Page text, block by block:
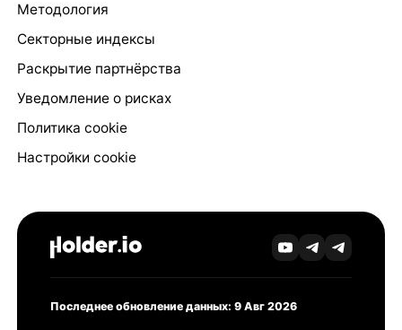
Методология
Секторные индексы
Раскрытие партнёрства
Уведомление о рисках
Политика cookie
Настройки cookie
Последнее обновление данных: 9 Авг 2026